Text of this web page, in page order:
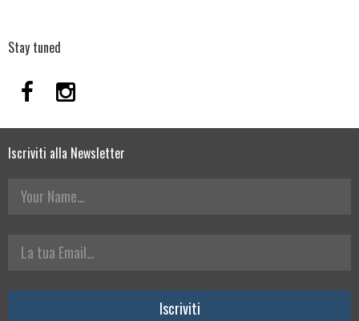
Stay tuned
Iscriviti alla Newsletter